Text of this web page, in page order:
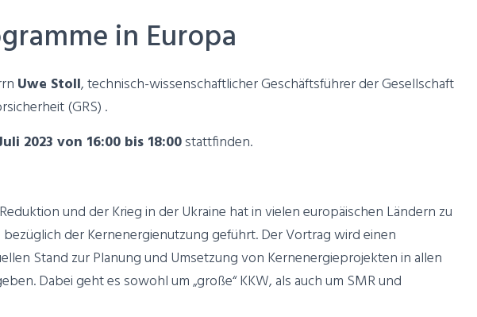
in Europa
Uwe Stoll, technisch-wissenschaftlicher Geschäftsführer der Gesellschaft
(GRS) .
2023 von 16:00 bis 18:00stattfinden.
und der Krieg in der Ukraine hat in vielen europäischen Ländern zu
der Kernenergienutzung geführt. Der Vortrag wird einen
Stand zur Planung und Umsetzung von Kernenergieprojekten in allen
Dabei geht es sowohl um „große“ KKW, als auch um SMR und